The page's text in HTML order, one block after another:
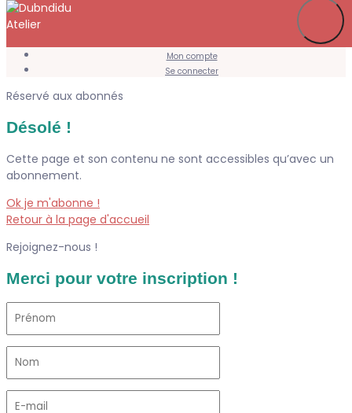
Mon compte
Se connecter
Réservé aux abonnés
Désolé !
Cette page et son contenu ne sont accessibles qu’avec un
abonnement.
Ok je m'abonne !
Retour à la page d'accueil
Rejoignez-nous !
Merci pour votre inscription !